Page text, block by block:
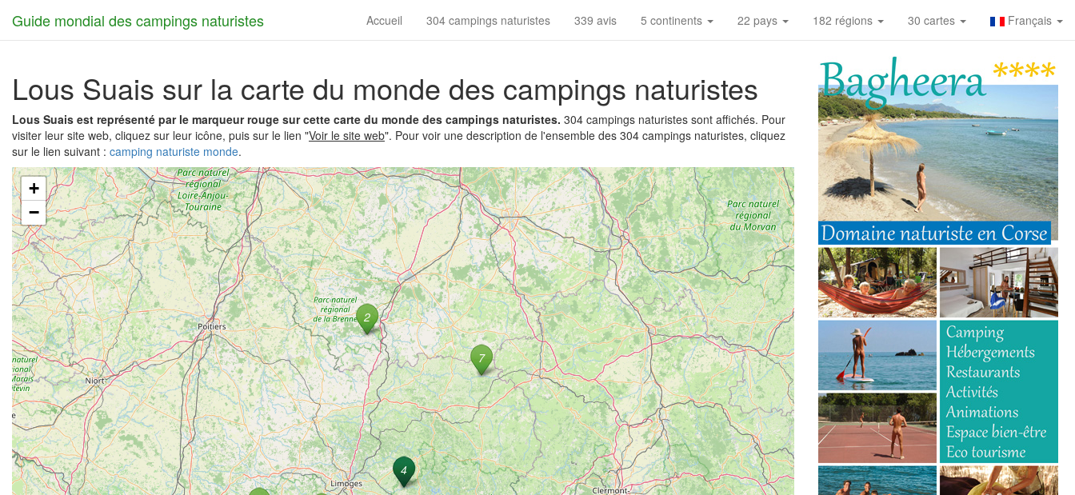
Guide mondial des campings naturistes Accueil 304 campings naturistes 339 avis 5 continents 22 pays 182 régions 30 cartes Français
Lous Suais sur la carte du monde des campings naturistes
Lous Suais est représenté par le marqueur rouge sur cette carte du monde des campings naturistes. 304 campings naturistes sont affichés. Pour
visiter leur site web, cliquez sur leur icône, puis sur le lien "Voir le site web". Pour voir une description de l'ensemble des 304 campings naturistes, cliquez
sur le lien suivant : camping naturiste monde.
+
−